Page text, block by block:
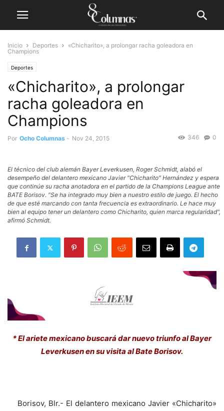
Inicio Deportes
«Chicharito», a prolongar racha goleadora en
Champions
Deportes
«Chicharito», a prolongar
racha goleadora en
Champions
Por Ocho Columnas - Nov 24, 2015 0
346
El técnico del club alemán Bayer Leverkusen, Roger Schmidt, alabó el
desempeño del delantero mexicano Javier "Chicharito" Hernández y espera
que continúe su racha anotadora en el partido de la Champions League ante
BATE Borisov. "Se ha integrado muy bien a nuestro estilo de juego. El hecho
de que esté marcando con tanta frecuencia es extraordinario. Le hace muy
bien al equipo tener un delantero como Chicharito, quien marca regularidad",
afirmó Schmidt.
* El ariete mexicano buscará dar nuevo triunfo al Bayer
Leverkusen en su visita al Bate Borisov.
Borisov, Blr.- El delantero mexicano Javier «Chicharito»